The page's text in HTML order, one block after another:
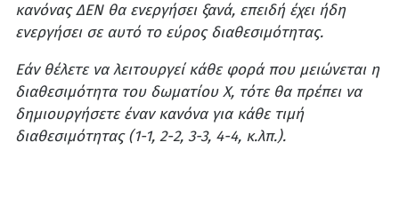
κανόνας ΔΕΝ θα ενεργήσει ξανά, επειδή έχει ήδη
ενεργήσει σε αυτό το εύρος διαθεσιμότητας.
Εάν θέλετε να λειτουργεί κάθε φορά που μειώνεται η
διαθεσιμότητα του δωματίου Χ, τότε θα πρέπει να
δημιουργήσετε έναν κανόνα για κάθε τιμή
διαθεσιμότητας (1-1, 2-2, 3-3, 4-4, κ.λπ.).